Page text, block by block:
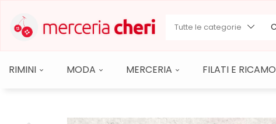
Tutte le categorie
RIMINI MODA MERCERIA FILATI E RICAMO